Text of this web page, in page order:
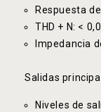
Respuesta
THD + N: <
Impedancia
Salidas
Niveles de